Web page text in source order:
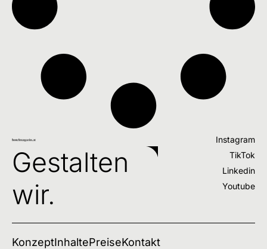
Gestalten
wir.
Instagram
TikTok
Linkedin
Youtube
KonzeptInhaltePreiseKontakt